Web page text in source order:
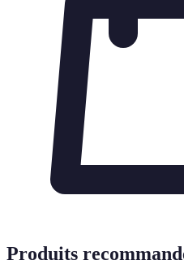
Produits